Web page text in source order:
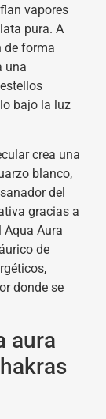
vapores
pura. A
de forma
una
bajo la luz
crea una
blanco,
del
gracias a
Aqua Aura
de
donde se
aura